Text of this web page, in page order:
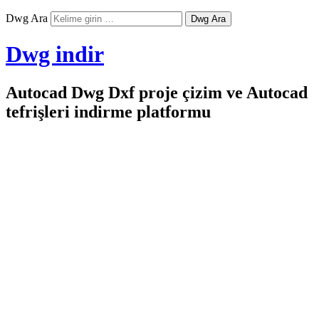
Dwg Ara
Dwg indir
Autocad Dwg Dxf proje çizim ve Autocad
tefrişleri indirme platformu